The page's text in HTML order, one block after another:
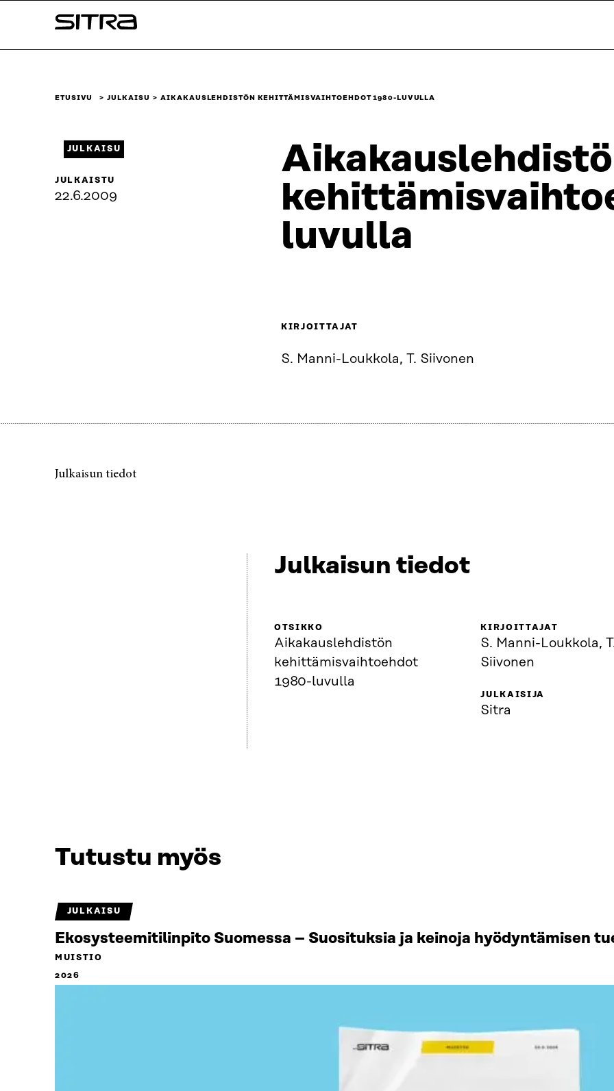
sisältöön
Sitra
ETUSIVU JULKAISU AIKAKAUSLEHDISTÖN KEHITTÄMISVAIHTOEHDOT 1980-LUVULLA
luvulla
JULKAISU
JULKAISTU
22.6.2009
KIRJOITTAJAT
S. Manni-Loukkola, T. Siivonen
Julkaisun tiedot
Julkaisun tiedot
OTSIKKO
Aikakauslehdistön
kehittämisvaihtoehdot
1980-luvulla
KIRJOITTAJAT
S. Manni-Loukkola,
Siivonen
JULKAISIJA
Sitra
Tutustu myös
JULKAISU
Ekosysteemitilinpito Suomessa – Suosituksia ja keinoja hyödyntämisen
MUISTIO
2026